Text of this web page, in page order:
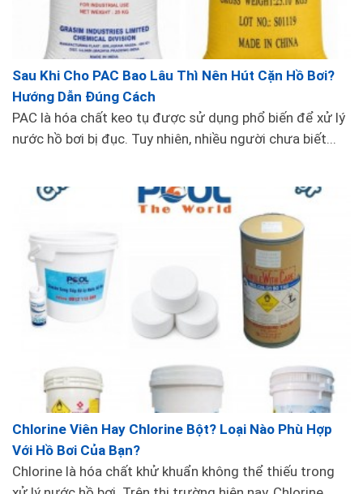
Sau Khi Cho PAC Bao Lâu Thì Nên Hút Cặn Hồ Bơi?
Hướng Dẫn Đúng Cách
PAC là hóa chất keo tụ được sử dụng phổ biến để xử lý
nước hồ bơi bị đục. Tuy nhiên, nhiều người chưa biết...
Chlorine Viên Hay Chlorine Bột? Loại Nào Phù Hợp
Với Hồ Bơi Của Bạn?
Chlorine là hóa chất khử khuẩn không thể thiếu trong